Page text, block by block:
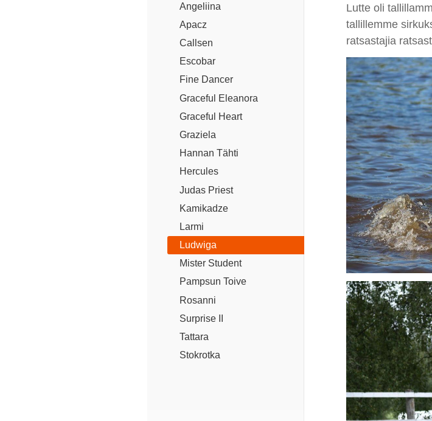
Angeliina
Apacz
Callsen
Escobar
Fine Dancer
Graceful Eleanora
Graceful Heart
Graziela
Hannan Tähti
Hercules
Judas Priest
Kamikadze
Larmi
Ludwiga
Mister Student
Pampsun Toive
Rosanni
Surprise II
Tattara
Stokrotka
Lutte oli
tallillemme
ratsastajia